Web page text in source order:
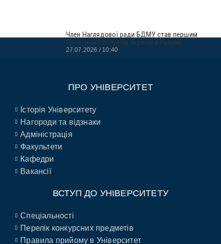
Член Наглядової ради БДМУ став першим
Почесним консулом України в Румунії
27.07.2026 10:40
ПРО УНІВЕРСИТЕТ
Історія Університету
Нагороди та відзнаки
Адміністрація
Факультети
Кафедри
Вакансії
ВСТУП ДО УНІВЕРСИТЕТУ
Спеціальності
Перелік конкурсних предметів
Правила прийому в Університет